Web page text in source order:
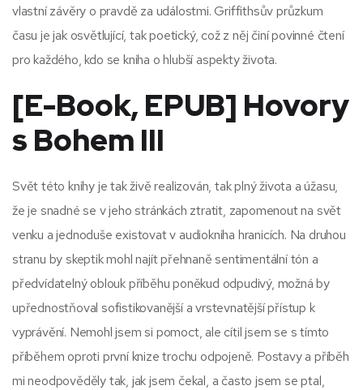
vlastní závěry o pravdě za událostmi. Griffithsův průzkum
času je jak osvětlující, tak poetický, což z něj činí povinné čtení
pro každého, kdo se kniha o hlubší aspekty života.
[E-Book, EPUB] Hovory
s Bohem III
Svět této knihy je tak živě realizován, tak plný života a úžasu,
že je snadné se v jeho stránkách ztratit, zapomenout na svět
venku a jednoduše existovat v audiokniha hranicích. Na druhou
stranu by skeptik mohl najít přehnaně sentimentální tón a
předvídatelný oblouk příběhu poněkud odpudivý, možná by
upřednostňoval sofistikovanější a vrstevnatější přístup k
vyprávění. Nemohl jsem si pomoct, ale cítil jsem se s tímto
příběhem oproti první knize trochu odpojeně. Postavy a příběh
mi neodpověděly tak, jak jsem čekal, a často jsem se ptal,